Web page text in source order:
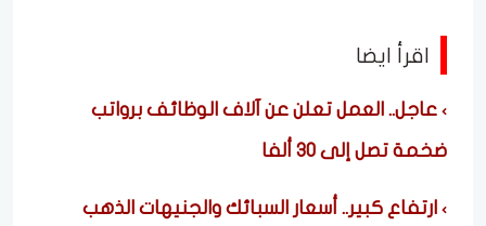
اقرأ ايضا
عاجل.. العمل تعلن عن آلاف الوظائف برواتب
ضخمة تصل إلى 30 ألفا
ارتفاع كبير.. أسعار السبائك والجنيهات الذهب